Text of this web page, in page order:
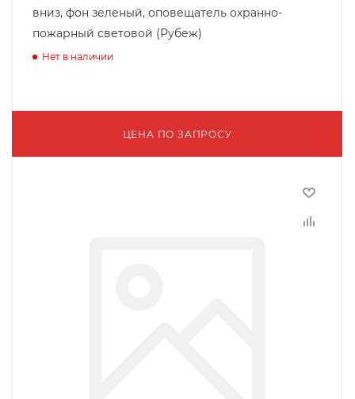
вниз, фон зеленый, оповещатель охранно-
пожарный световой (Рубеж)
Нет в наличии
ЦЕНА ПО ЗАПРОСУ